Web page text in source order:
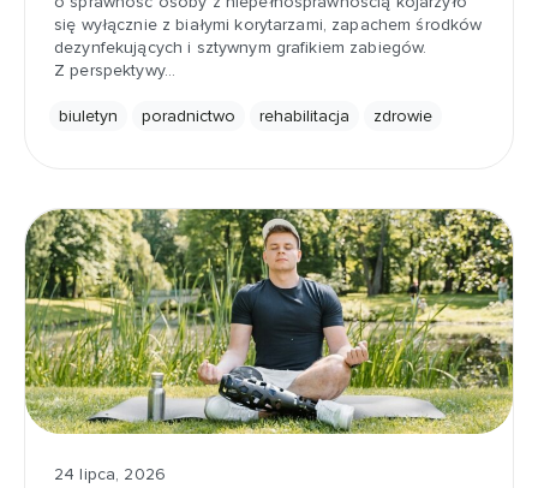
się wyłącznie z białymi korytarzami, zapachem środków
dezynfekujących i sztywnym grafikiem zabiegów.
Z perspektywy…
biuletyn poradnictwo rehabilitacja zdrowie
24 lipca, 2026